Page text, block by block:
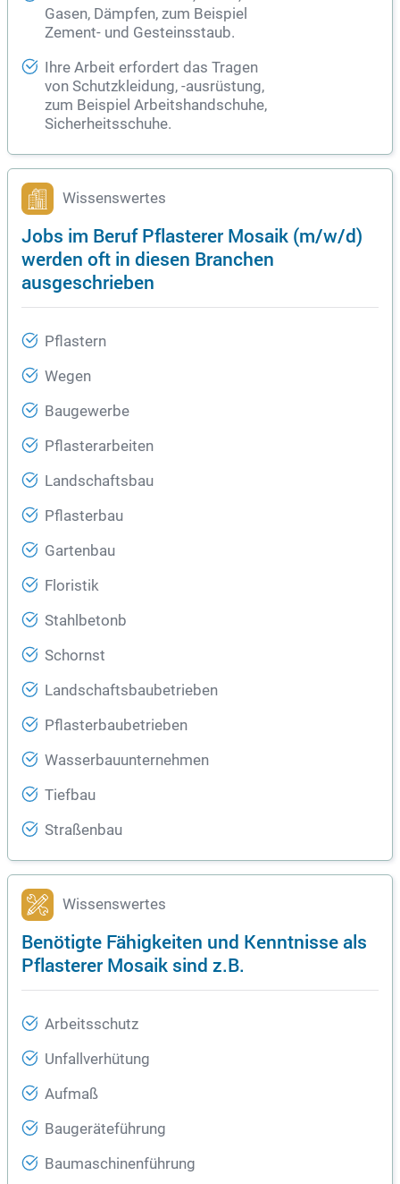
Gasen, Dämpfen, zum Beispiel
Zement- und Gesteinsstaub.
Ihre Arbeit erfordert das Tragen
von Schutzkleidung, -ausrüstung,
zum Beispiel Arbeitshandschuhe,
Sicherheitsschuhe.
Wissenswertes
Jobs im Beruf Pflasterer Mosaik (m/w/d)
werden oft in diesen Branchen
ausgeschrieben
Pflastern
Wegen
Baugewerbe
Pflasterarbeiten
Landschaftsbau
Pflasterbau
Gartenbau
Floristik
Stahlbetonb
Schornst
Landschaftsbaubetrieben
Pflasterbaubetrieben
Wasserbauunternehmen
Tiefbau
Straßenbau
Wissenswertes
Benötigte Fähigkeiten und Kenntnisse als
Pflasterer Mosaik sind z.B.
Arbeitsschutz
Unfallverhütung
Aufmaß
Baugeräteführung
Baumaschinenführung